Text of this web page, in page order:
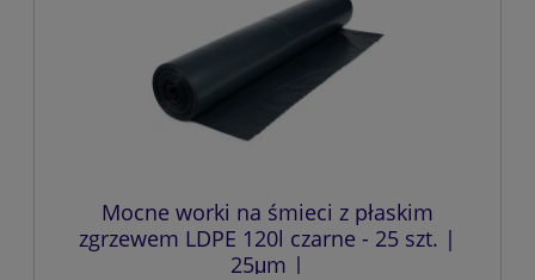
Mocne worki na śmieci z płaskim
zgrzewem LDPE 120l czarne - 25 szt. |
25μm |